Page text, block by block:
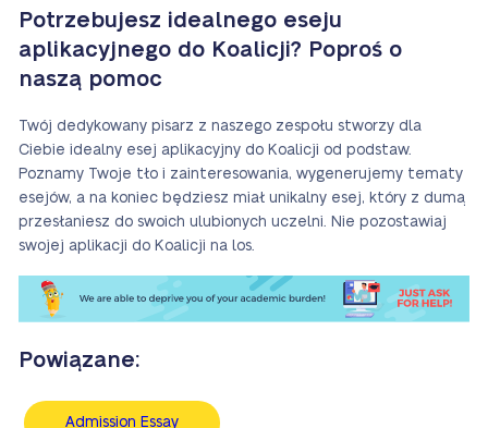
Potrzebujesz idealnego eseju
aplikacyjnego do Koalicji? Poproś o
naszą pomoc
Twój dedykowany pisarz z naszego zespołu stworzy dla
Ciebie idealny esej aplikacyjny do Koalicji od podstaw.
Poznamy Twoje tło i zainteresowania, wygenerujemy tematy
esejów, a na koniec będziesz miał unikalny esej, który z dumą
przesłaniesz do swoich ulubionych uczelni. Nie pozostawiaj
swojej aplikacji do Koalicji na los.
Powiązane:
Admission Essay